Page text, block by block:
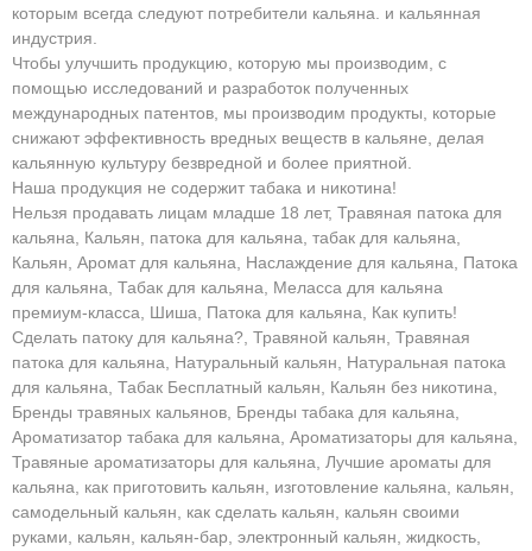
которым всегда следуют потребители кальяна. и кальянная
индустрия.
Чтобы улучшить продукцию, которую мы производим, с
помощью исследований и разработок полученных
международных патентов, мы производим продукты, которые
снижают эффективность вредных веществ в кальяне, делая
кальянную культуру безвредной и более приятной.
Наша продукция не содержит табака и никотина!
Нельзя продавать лицам младше 18 лет, Травяная патока для
кальяна, Кальян, патока для кальяна, табак для кальяна,
Кальян, Аромат для кальяна, Наслаждение для кальяна, Патока
для кальяна, Табак для кальяна, Меласса для кальяна
премиум-класса, Шиша, Патока для кальяна, Как купить!
Сделать патоку для кальяна?, Травяной кальян, Травяная
патока для кальяна, Натуральный кальян, Натуральная патока
для кальяна, Табак Бесплатный кальян, Кальян без никотина,
Бренды травяных кальянов, Бренды табака для кальяна,
Ароматизатор табака для кальяна, Ароматизаторы для кальяна,
Травяные ароматизаторы для кальяна, Лучшие ароматы для
кальяна, как приготовить кальян, изготовление кальяна, кальян,
самодельный кальян, как сделать кальян, кальян своими
руками, кальян, кальян-бар, электронный кальян, жидкость,